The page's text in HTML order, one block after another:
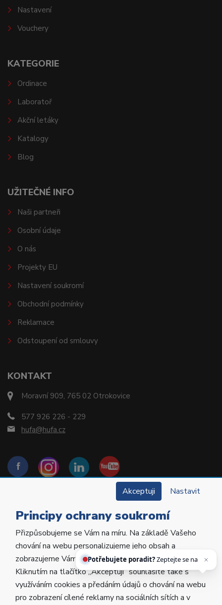
KONTAKT
Moravní 909, 765 02 Otrokovice
577 926 226 - 229
hufa@hufa.cz
Nastavení
Vouchery
KATEGORIE
Ordinace
Laboratoř
Akční letáky
Katalogy
Blog
UŽITEČNÉ INFO
Naši partneři
Osobní údaje
O nás
Projekty EU
Nastavení soukromí
Obchodní podmínky
Reklamace
Odstoupení od smlouvy
Copyright © 2022 Hu-Fa Dental a.s. Všechna práva
vyhrazena.
Vytvořila Poctivá agentura
Provozováno na
ABRA Eshop
Akceptuji Nastavit
Principy ochrany soukromí
Přizpůsobujeme se Vám na míru. Na základě Vašeho
chování na webu personalizujeme jeho obsah a
zobrazujeme Vám relevantní nabídky a produkty.
Kliknutím na tlačítko „Akceptuji“ souhlasíte také s
využíváním cookies a předáním údajů o chování na webu
pro zobrazení cílené reklamy na sociálních sítích a v
Potřebujete poradit? Zeptejte se našeho asis